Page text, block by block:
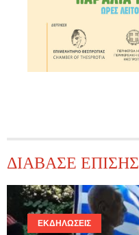
ΔΙΑΒΑΣΕ ΕΠΙΣΗΣ
ΕΚΔΗΛΏΣΕΙΣ